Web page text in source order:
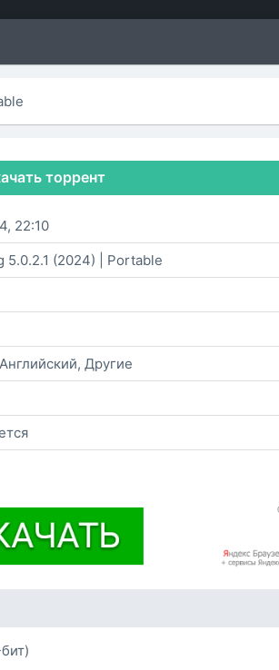
торрент
22:10
5.0.2.1 (2024) | Portable
Другие